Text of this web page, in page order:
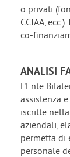
o privati
CCIAA,
co-
ANALISI
L'Ente
assistenza
iscritte
aziendali,
permetta di
personale